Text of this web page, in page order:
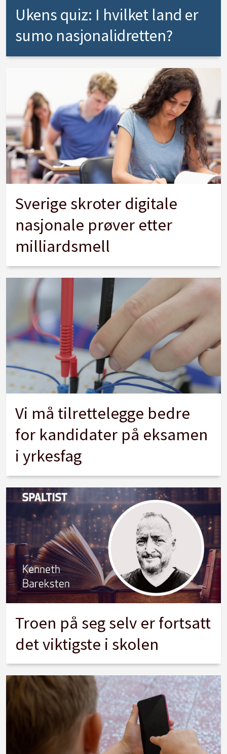
Ukens quiz: I hvilket land er
sumo nasjonalidretten?
Sverige skroter digitale
nasjonale prøver etter
milliardsmell
Vi må tilrettelegge bedre
for kandidater på eksamen
i yrkesfag
Troen på seg selv er fortsatt
det viktigste i skolen